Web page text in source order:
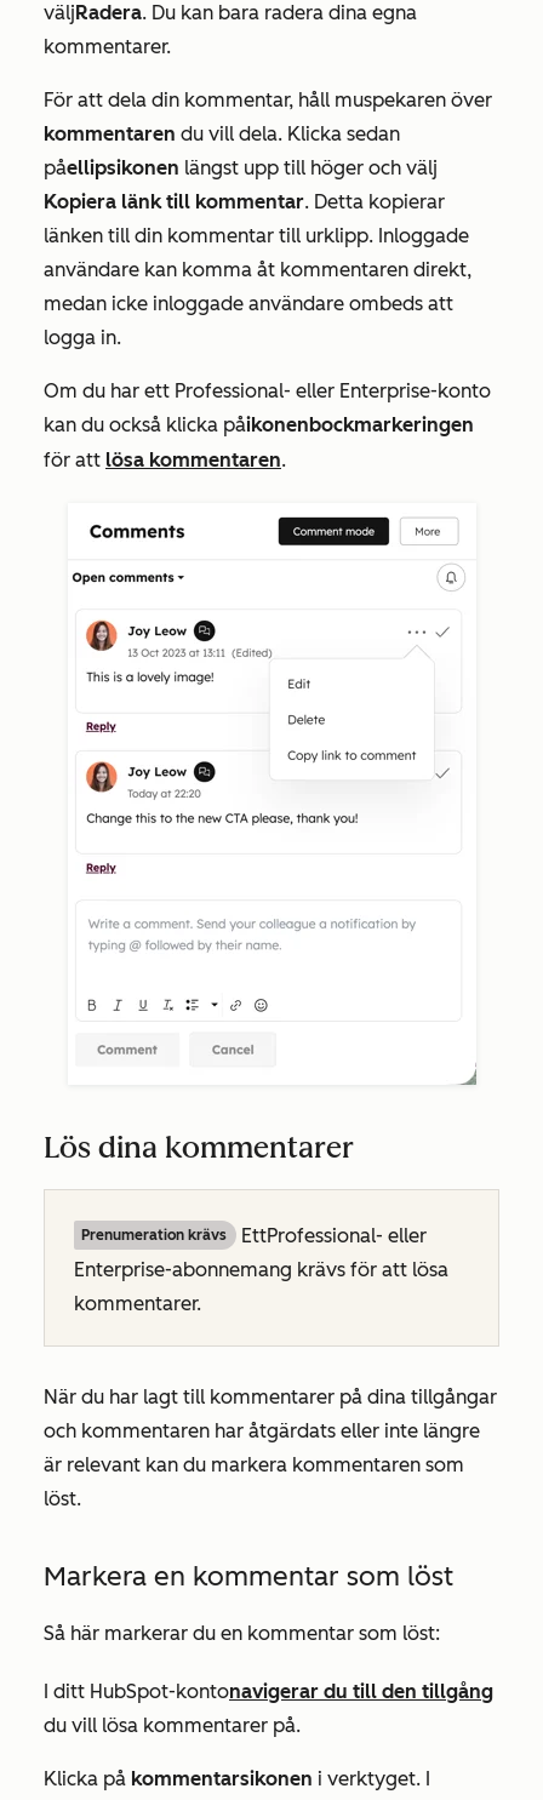
välj Radera. Du kan bara radera dina egna
kommentarer.
För att dela din kommentar, håll muspekaren över
kommentaren du vill dela. Klicka sedan
påellipsikonen längst upp till höger och välj
Kopiera länk till kommentar. Detta kopierar
länken till din kommentar till urklipp. Inloggade
användare kan komma åt kommentaren direkt,
medan icke inloggade användare ombeds att
logga in.
Om du har ett Professional- eller Enterprise-konto
kan du också klicka påikonen bockmarkeringen
för att lösa kommentaren.
Lös dina kommentarer
Prenumeration krävs EttProfessional- eller
Enterprise-abonnemang krävs för att lösa
kommentarer.
När du har lagt till kommentarer på dina tillgångar
och kommentaren har åtgärdats eller inte längre
är relevant kan du markera kommentaren som
löst.
Markera en kommentar som löst
Så här markerar du en kommentar som löst:
I ditt HubSpot-kontonavigerar du till den tillgång
du vill lösa kommentarer på.
Klicka på kommentarsikonen i verktyget. I